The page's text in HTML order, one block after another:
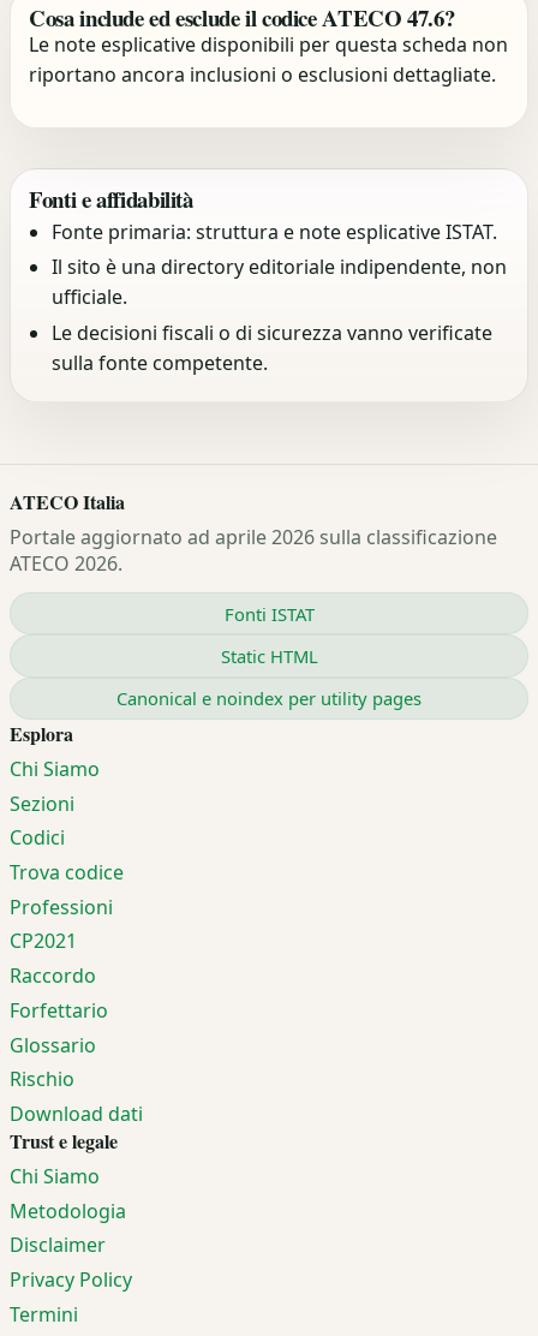
Cosa include ed esclude il codice ATECO 47.6?
Le note esplicative disponibili per questa scheda non
riportano ancora inclusioni o esclusioni dettagliate.
Fonti e affidabilità
Fonte primaria: struttura e note esplicative ISTAT.
Il sito è una directory editoriale indipendente, non
ufficiale.
Le decisioni fiscali o di sicurezza vanno verificate
sulla fonte competente.
ATECO Italia
Portale aggiornato ad aprile 2026 sulla classificazione
ATECO 2026.
Fonti ISTAT
Static HTML
Canonical e noindex per utility pages
Esplora
Chi Siamo
Sezioni
Codici
Trova codice
Professioni
CP2021
Raccordo
Forfettario
Glossario
Rischio
Download dati
Trust e legale
Chi Siamo
Metodologia
Disclaimer
Privacy Policy
Termini